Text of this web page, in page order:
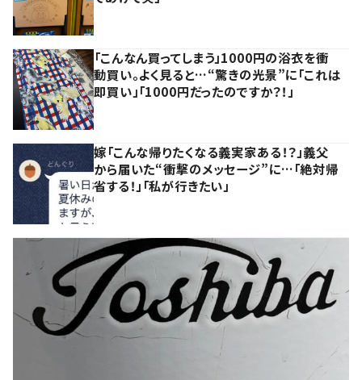
「こんなん買ってしまう」1000円の浴衣を衝
動買い。よく見ると…“驚きの光景”に「これは
即買い」「1000円だったのですか？！」
嫁「こんな帰りたくなる義実家ある！？」義父
から届いた“衝撃のメッセージ”に…「絶対帰
省する！」「私が行きたい」